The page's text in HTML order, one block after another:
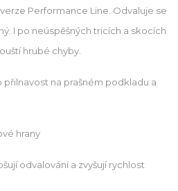
Performance Line. Odvaluje se
I po neúspěšných tricích a skocích
hrubé chyby.
na prašném podkladu a
hrany
odvalování a zvyšují rychlost